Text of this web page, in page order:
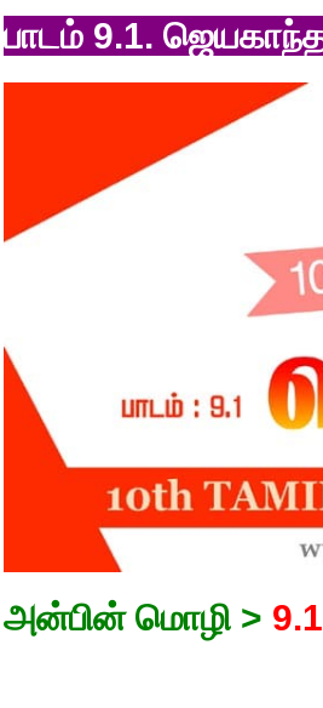
பாடம் 9.1.
அன்பின் மொழி >